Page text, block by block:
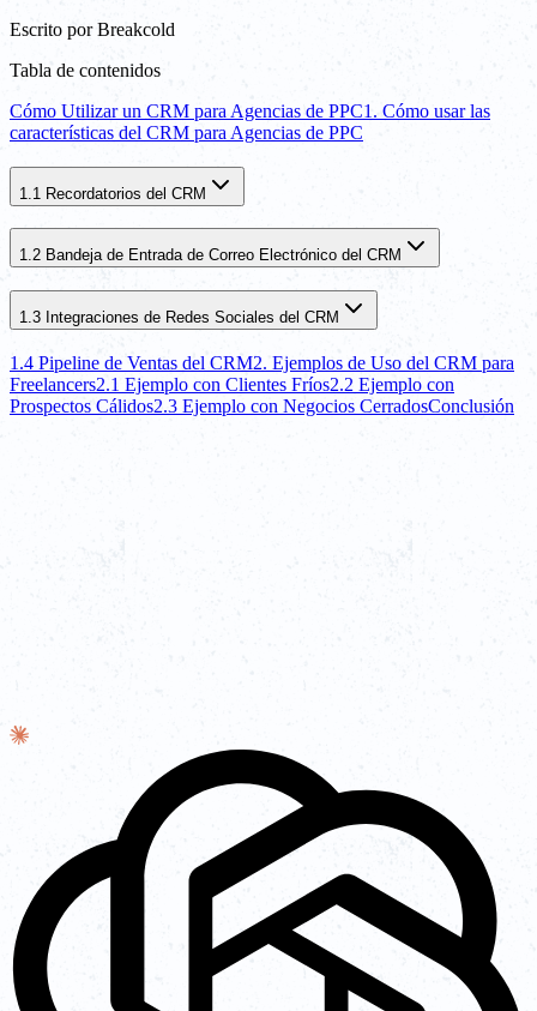
Escrito por Breakcold
Tabla de contenidos
Cómo Utilizar un CRM para Agencias de PPC1. Cómo usar las
características del CRM para Agencias de PPC
1.1 Recordatorios del CRM
1.2 Bandeja de Entrada de Correo Electrónico del CRM
1.3 Integraciones de Redes Sociales del CRM
1.4 Pipeline de Ventas del CRM2. Ejemplos de Uso del CRM para
Freelancers2.1 Ejemplo con Clientes Fríos2.2 Ejemplo con
Prospectos Cálidos2.3 Ejemplo con Negocios CerradosConclusión